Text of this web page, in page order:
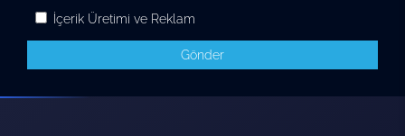
İçerik Üretimi ve Reklam
Gönder